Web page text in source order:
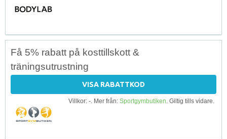
Få 5% rabatt på kosttillskott &
träningsutrustning
VISA RABATTKOD
Villkor: -. Mer från: Sportgymbutiken. Giltig tills vidare.